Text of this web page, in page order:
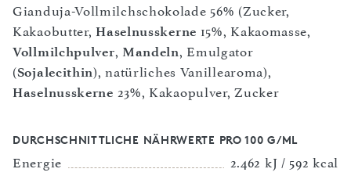
Gianduja-Vollmilchschokolade 56% (Zucker,
Kakaobutter,Haselnusskerne 15%, Kakaomasse,
Vollmilchpulver, Mandeln, Emulgator
(Sojalecithin), natürliches Vanillearoma),
Haselnusskerne 23%, Kakaopulver, Zucker
DURCHSCHNITTLICHE NÄHRWERTE PRO 100 G/ML
Energie
2.462 kJ / 592 kcal